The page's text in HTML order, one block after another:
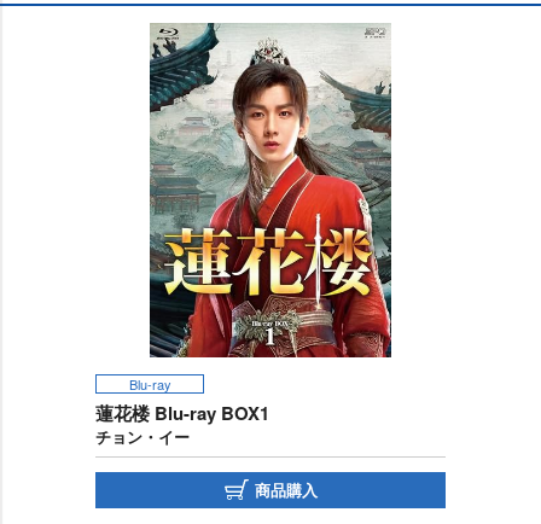
t
e
Blu-ray
蓮花楼 Blu-ray BOX1
チョン・イー
商品購入